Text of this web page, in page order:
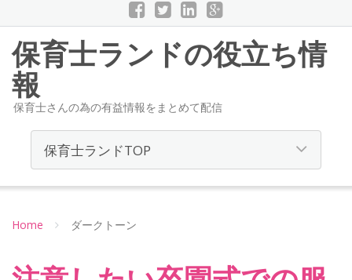
保育士ランドの役立ち情
報
保育士さんの為の有益情報をまとめて配信
Home ダークトーン